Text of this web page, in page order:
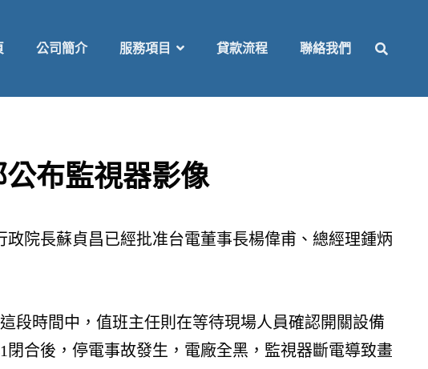
公司簡介 服務項目 貸款流程 聯絡我們
布監視器影像
院長蘇貞昌已經批准台電董事長楊偉甫、總經理鍾炳
段時間中，值班主任則在等待現場人員確認開關設備
閉合後，停電事故發生，電廠全黑，監視器斷電導致畫